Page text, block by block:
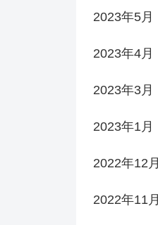
2023年5月
2023年4月
2023年3月
2023年1月
2022年12月
2022年11月